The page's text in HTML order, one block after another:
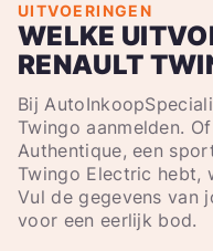
UITVOERINGEN
WELKE
RENAULT
Bij
Twingo aanmelden.
Authentique, een
Twingo Electric hebt,
Vul de gegevens van
voor een eerlijk bod.